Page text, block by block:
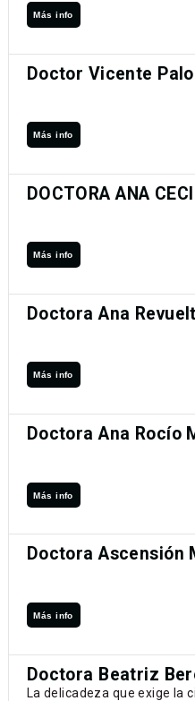
Más info
Doctor Vicente
Más info
DOCTORA ANA
Más info
Doctora Ana
Más info
Doctora Ana Rocío
Más info
Doctora Ascensión
Más info
Doctora Beatriz
La delicadeza que exige la